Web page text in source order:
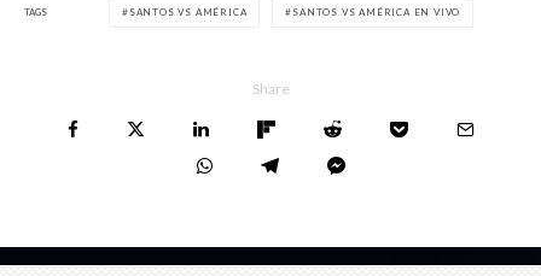
TAGS SANTOS VS AMÉRICA SANTOS VS AMÉRICA EN VIVO
Share